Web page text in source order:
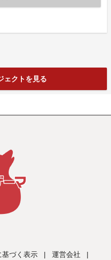
ェクトを見る
基づく表示 | 運営会社 |